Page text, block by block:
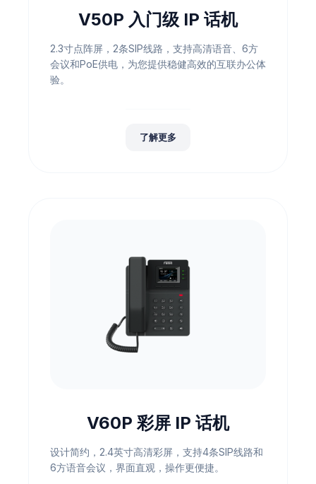
V50P 入门级 IP 话机
2.3寸点阵屏，2条SIP线路，支持高清语音、6方
会议和PoE供电，为您提供稳健高效的互联办公体
验。
了解更多
V60P 彩屏 IP 话机
设计简约，2.4英寸高清彩屏，支持4条SIP线路和
6方语音会议，界面直观，操作更便捷。